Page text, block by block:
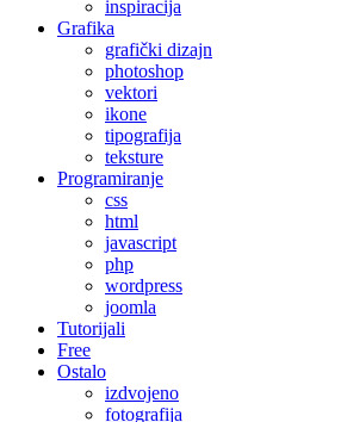
inspiracija
Grafika
grafički dizajn
photoshop
vektori
ikone
tipografija
teksture
Programiranje
css
html
javascript
php
wordpress
joomla
Tutorijali
Free
Ostalo
izdvojeno
fotografija